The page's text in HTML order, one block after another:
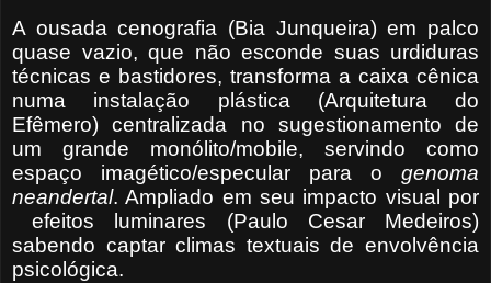
A ousada cenografia (Bia Junqueira) em palco
quase vazio, que não esconde suas urdiduras
técnicas e bastidores, transforma a caixa cênica
numa instalação plástica (Arquitetura do
Efêmero) centralizada no sugestionamento de
um grande monólito/mobile, servindo como
espaço imagético/especular para o genoma
neandertal. Ampliado em seu impacto visual por
efeitos luminares (Paulo Cesar Medeiros)
sabendo captar climas textuais de envolvência
psicológica.